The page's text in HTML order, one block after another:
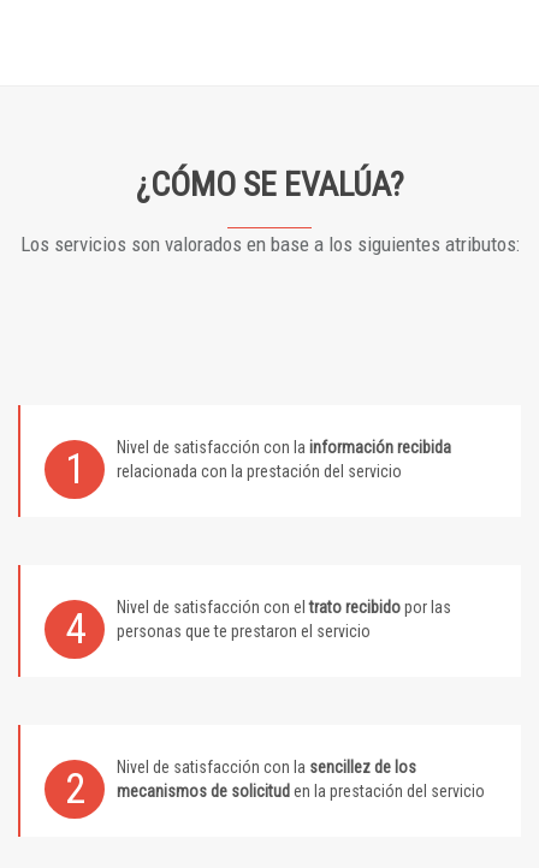
¿CÓMO SE EVALÚA?
Los servicios son valorados en base a los siguientes atributos:
1 Nivel de satisfacción con la información recibida
relacionada con la prestación del servicio
4 Nivel de satisfacción con eltrato recibidopor las
personas que te prestaron el servicio
2 Nivel de satisfacción con la sencillez de los
mecanismos de solicitud en la prestación del servicio